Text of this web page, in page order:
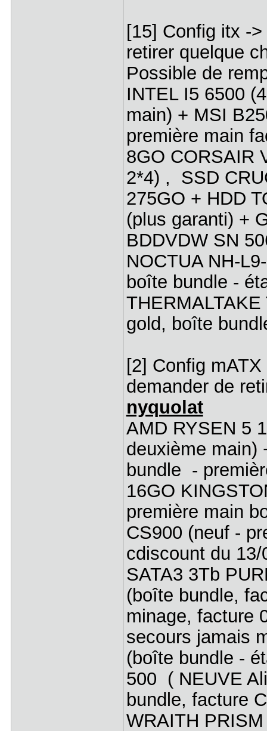
[15] Config itx -
retirer quelque
Possible de
INTEL I5 6500
main) + MSI
première main
8GO CORSAIR
2*4) , SSD
275GO + HDD
(plus garanti) +
BDDVDW SN
NOCTUA NH-
boîte bundle -
gold, boîte
[2] Config
demander de
nyquolat
AMD RYSEN 5
deuxième main)
bundle -
16GO
première main
CS900 (neuf -
cdiscount du
SATA3 3Tb
(boîte bundle,
minage, facture
secours jamais
(boîte bundle -
500 ( NEUVE
bundle, facture
WRAITH